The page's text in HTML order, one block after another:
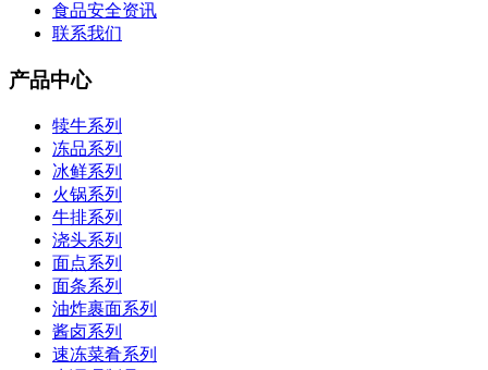
食品安全资讯
联系我们
产品中心
犊牛系列
冻品系列
冰鲜系列
火锅系列
牛排系列
浇头系列
面点系列
面条系列
油炸裹面系列
酱卤系列
速冻菜肴系列